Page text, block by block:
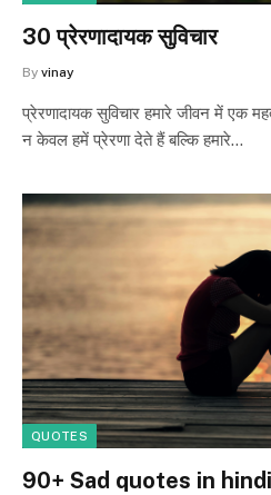
30 प्रेरणादायक सुविचार
By vinay
प्रेरणादायक सुविचार हमारे जीवन में एक
न केवल हमें प्रेरणा देते हैं बल्कि हमारे…
QUOTES
90+ Sad quotes in